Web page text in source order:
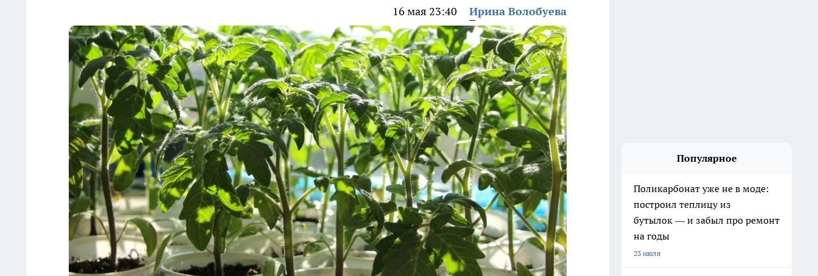
16 мая 23:40 Ирина Волобуева
Популярное
Поликарбонат уже не в моде:
построил теплицу из
бутылок — и забыл про ремонт
на годы
23 июля